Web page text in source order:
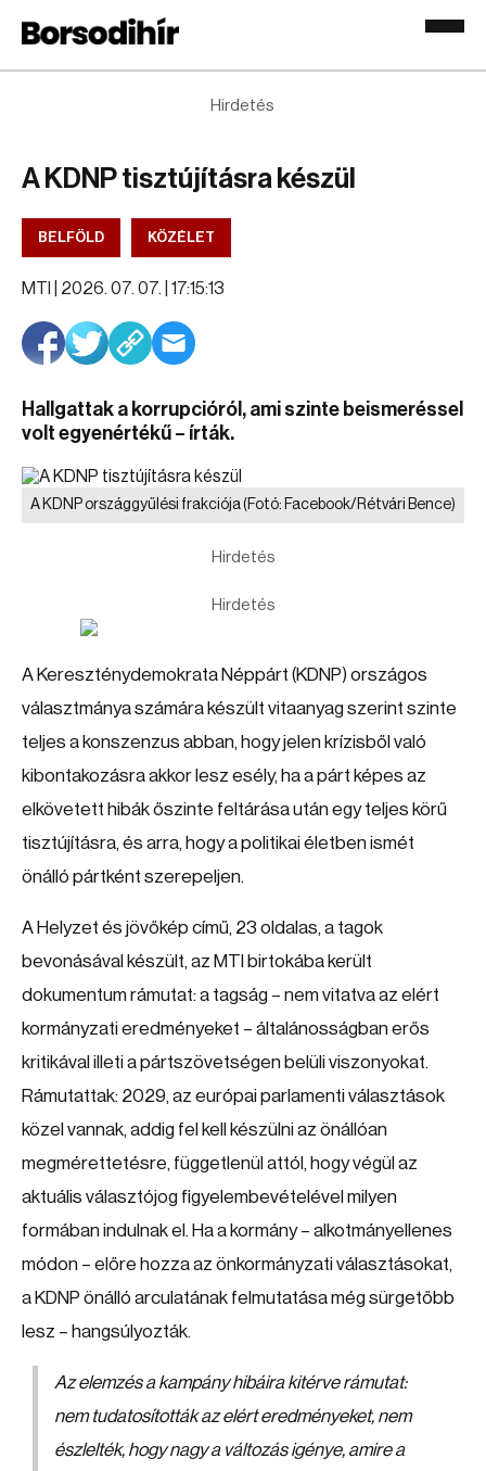
Hirdetés
A KDNP tisztújításra készül
BELFÖLD KÖZÉLET
MTI | 2026. 07. 07. | 17:15:13
Hallgattak a korrupcióról, ami szinte beismeréssel
volt egyenértékű – írták.
A KDNP országgyűlési frakciója(Fotó: Facebook/Rétvári Bence)
Hirdetés
Hirdetés
A Kereszténydemokrata Néppárt (KDNP) országos
választmánya számára készült vitaanyag szerint szinte
teljes a konszenzus abban, hogy jelen krízisből való
kibontakozásra akkor lesz esély, ha a párt képes az
elkövetett hibák őszinte feltárása után egy teljes körű
tisztújításra, és arra, hogy a politikai életben ismét
önálló pártként szerepeljen.
A Helyzet és jövőkép című, 23 oldalas, a tagok
bevonásával készült, az MTI birtokába került
dokumentum rámutat: a tagság – nem vitatva az elért
kormányzati eredményeket – általánosságban erős
kritikával illeti a pártszövetségen belüli viszonyokat.
Rámutattak: 2029, az európai parlamenti választások
közel vannak, addig fel kell készülni az önállóan
megmérettetésre, függetlenül attól, hogy végül az
aktuális választójog figyelembevételével milyen
formában indulnak el. Ha a kormány – alkotmányellenes
módon – előre hozza az önkormányzati választásokat,
a KDNP önálló arculatának felmutatása még sürgetőbb
lesz – hangsúlyozták.
Az elemzés a kampány hibáira kitérve rámutat:
nem tudatosították az elért eredményeket, nem
észlelték, hogy nagy a változás igénye, amire a